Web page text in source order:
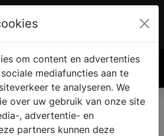
€ 0.00
om content en advertenties
mediafuncties aan te
te analyseren. We
over uw gebruik van onze site
, advertentie- en
partners kunnen deze